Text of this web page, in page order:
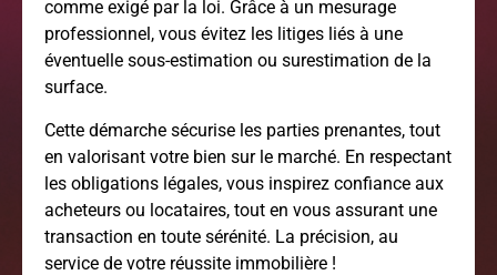
comme exigé par la loi. Grâce à un mesurage
professionnel, vous évitez les litiges liés à une
éventuelle sous-estimation ou surestimation de la
surface.
Cette démarche sécurise les parties prenantes, tout
en valorisant votre bien sur le marché. En respectant
les obligations légales, vous inspirez confiance aux
acheteurs ou locataires, tout en vous assurant une
transaction en toute sérénité. La précision, au
service de votre réussite immobilière !